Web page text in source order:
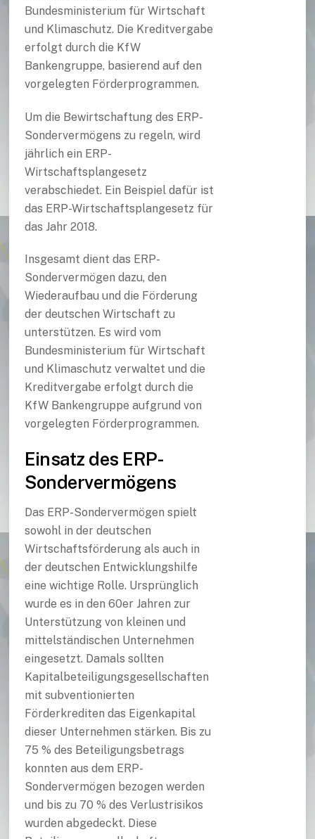
Bundesministerium für Wirtschaft
und Klimaschutz. Die Kreditvergabe
erfolgt durch die KfW
Bankengruppe, basierend auf den
vorgelegten Förderprogrammen.
Um die Bewirtschaftung des ERP-
Sondervermögens zu regeln, wird
jährlich ein ERP-
Wirtschaftsplangesetz
verabschiedet. Ein Beispiel dafür ist
das ERP-Wirtschaftsplangesetz für
das Jahr 2018.
Insgesamt dient das ERP-
Sondervermögen dazu, den
Wiederaufbau und die Förderung
der deutschen Wirtschaft zu
unterstützen. Es wird vom
Bundesministerium für Wirtschaft
und Klimaschutz verwaltet und die
Kreditvergabe erfolgt durch die
KfW Bankengruppe aufgrund von
vorgelegten Förderprogrammen.
Einsatz des ERP-
Sondervermögens
Das ERP-Sondervermögen spielt
sowohl in der deutschen
Wirtschaftsförderung als auch in
der deutschen Entwicklungshilfe
eine wichtige Rolle. Ursprünglich
wurde es in den 60er Jahren zur
Unterstützung von kleinen und
mittelständischen Unternehmen
eingesetzt. Damals sollten
Kapitalbeteiligungsgesellschaften
mit subventionierten
Förderkrediten das Eigenkapital
dieser Unternehmen stärken. Bis zu
75 % des Beteiligungsbetrags
konnten aus dem ERP-
Sondervermögen bezogen werden
und bis zu 70 % des Verlustrisikos
wurden abgedeckt. Diese